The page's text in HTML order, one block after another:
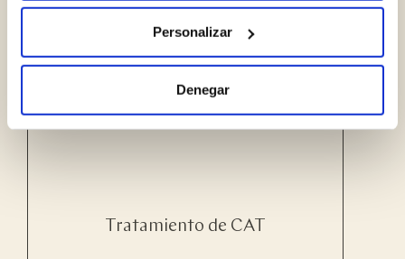
Personalizar
Denegar
Tratamiento de CAT